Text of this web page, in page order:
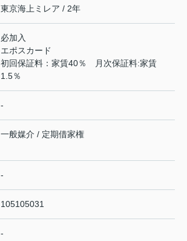
東京海上ミレア / 2年
必加入
エポスカード
初回保証料：家賃40％ 月次保証料:家賃
1.5％
-
一般媒介 / 定期借家権
-
105105031
-